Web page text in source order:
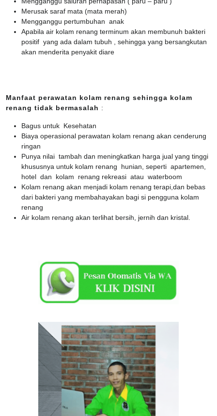
Merusak saraf mata (mata merah)
Mengganggu pertumbuhan anak
Apabila air kolam renang terminum akan membunuh bakteri
positif yang ada dalam tubuh , sehingga yang bersangkutan
akan menderita penyakit diare
Manfaat perawatan kolam renang sehingga kolam
renang tidak bermasalah :
Bagus untuk Kesehatan
Biaya operasional perawatan kolam renang akan cenderung
ringan
Punya nilai tambah dan meningkatkan harga jual yang tinggi
khususnya untuk kolam renang hunian, seperti apartemen,
hotel dan kolam renang rekreasi atau waterboom
Kolam renang akan menjadi kolam renang terapi,dan bebas
dari bakteri yang membahayakan bagi si pengguna kolam
renang
Air kolam renang akan terlihat bersih, jernih dan kristal.